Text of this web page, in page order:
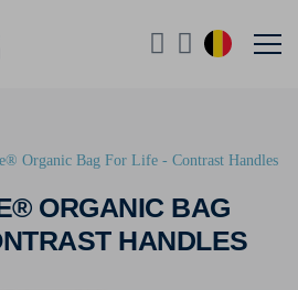
ORGANIC BAG
HANDLES
Organic Bag For Life - Contrast Handles